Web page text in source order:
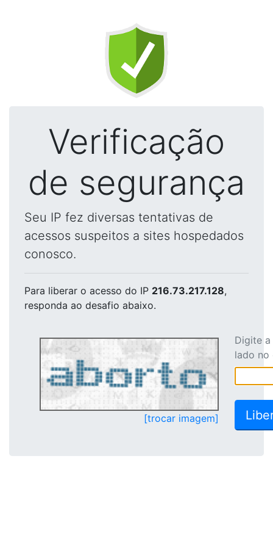
Verificação
de segurança
Seu IP fez diversas tentativas de
acessos suspeitos a sites hospedados
conosco.
Para liberar o acesso do IP 216.73.217.128,
responda ao desafio abaixo.
[trocar imagem]
Digite
lado no